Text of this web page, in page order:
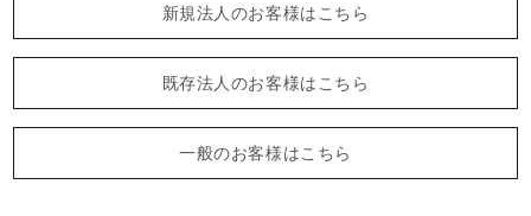
新規法人のお客様はこちら
既存法人のお客様はこちら
一般のお客様はこちら